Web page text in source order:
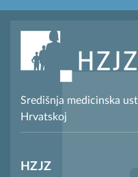
Središnja medicinska
Hrvatskoj
HZJZ